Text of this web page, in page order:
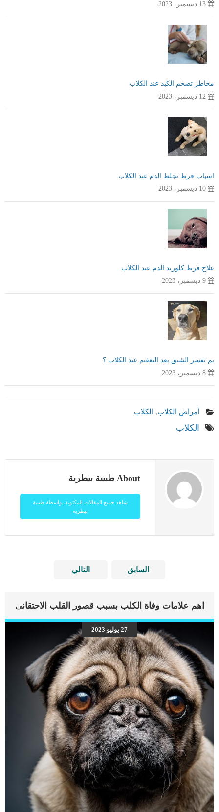
13 ديسمبر، 2023
مخاطر تضخم الكبد عند الكلاب
12 ديسمبر، 2023
اسباب فرط تجلط الدم عند الكلاب
10 ديسمبر، 2023
علاج فرط كلوريد الدم عند الكلاب
9 ديسمبر، 2023
بم تفسر الشبق بعد التعقيم عند الكلاب ؟
8 ديسمبر، 2023
أمراض الكلاب, الكلاب
الكلاب
About طبيبة بيطرية
شاهد جميع المقالات المكتوبة بواسطة طبيبة
بيطرية
السابق التالي
اهم علامات وفاة الكلب بسبب قصور القلب الاحتقانى
27 يوليو 2023